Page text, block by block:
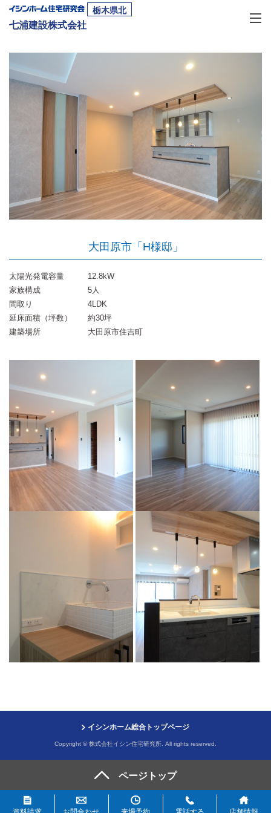
栃木県北
七浦建設株式会社
大田原市「H様邸」
太陽光発電容量
12.8kW
家族構成
5人
間取り
4LDK
延床面積（坪数）
約30坪
建築場所
大田原市住吉町
イシンホーム総合トップページ
Copyright © 株式会社イシン住宅研究所. All rights reserved.